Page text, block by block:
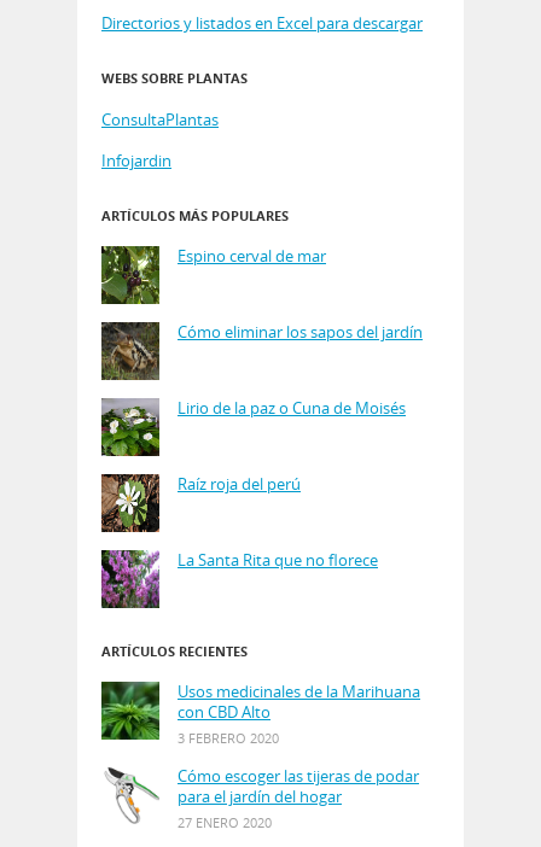
Directorios y listados en Excel para descargar
WEBS SOBRE PLANTAS
ConsultaPlantas
Infojardin
ARTÍCULOS MÁS POPULARES
Espino cerval de mar
Cómo eliminar los sapos del jardín
Lirio de la paz o Cuna de Moisés
Raíz roja del perú
La Santa Rita que no florece
ARTÍCULOS RECIENTES
Usos medicinales de la Marihuana
con CBD Alto
3 FEBRERO 2020
Cómo escoger las tijeras de podar
para el jardín del hogar
27 ENERO 2020